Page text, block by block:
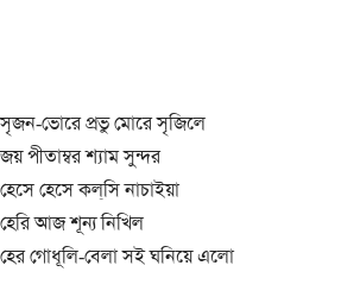
সৃজন-ভোরে প্রভু মোরে সৃজিলে
জয় পীতাম্বর শ্যাম সুন্দর
হেসে হেসে কল্‌সি নাচাইয়া
হেরি আজ শূন্য নিখিল
হের গোধূলি-বেলা সই ঘনিয়ে এলো